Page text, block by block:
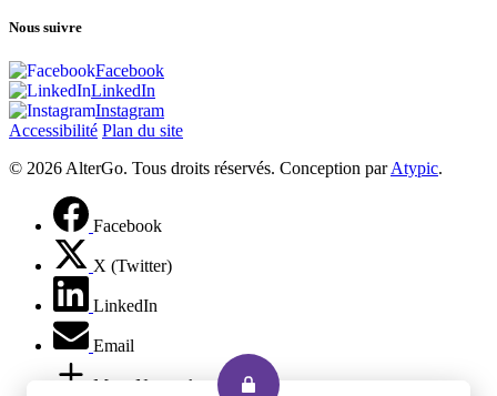
Nous suivre
Facebook
LinkedIn
Instagram
Accessibilité Plan du site
© 2026 AlterGo. Tous droits réservés. Conception parAtypic.
Facebook
X (Twitter)
LinkedIn
Email
More Networks